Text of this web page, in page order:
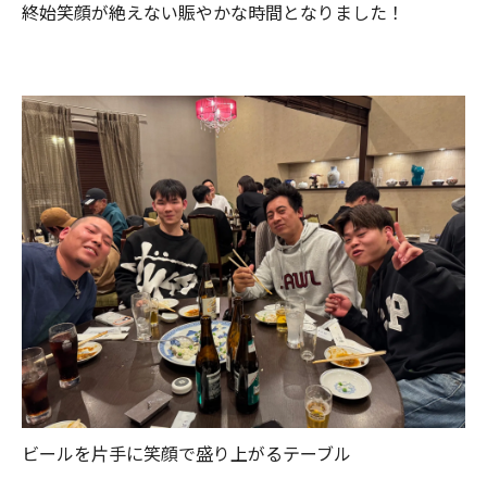
終始笑顔が絶えない賑やかな時間となりました！
ビールを片手に笑顔で盛り上がるテーブル